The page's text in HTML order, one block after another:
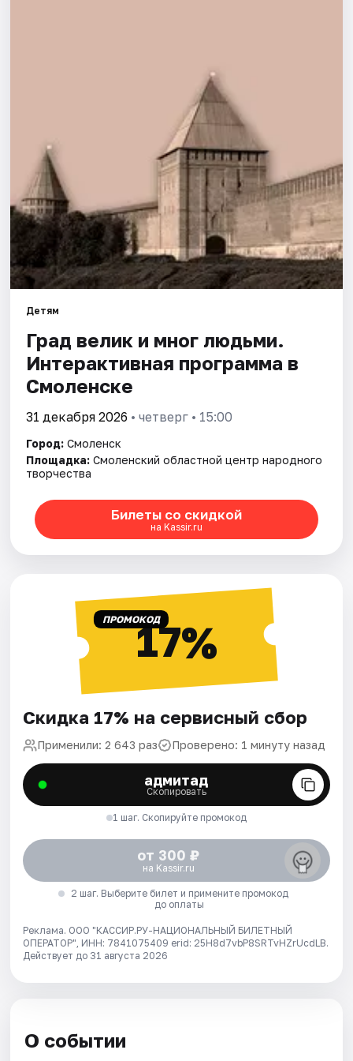
Детям
Град велик и мног людьми.
Интерактивная программа в
Смоленске
31 декабря 2026 • четверг • 15:00
Город: Смоленск
Площадка: Смоленский областной центр народного
творчества
Билеты со скидкой
на Kassir.ru
ПРОМОКОД17%
Скидка 17% на сервисный сбор
Применили: 2 643 раз Проверено: 1 минуту назад
адмитад
Скопировать
1 шаг. Скопируйте промокод
от 300 ₽
на Kassir.ru
2 шаг. Выберите билет и примените промокод
до оплаты
Реклама. ООО "КАССИР.РУ-НАЦИОНАЛЬНЫЙ БИЛЕТНЫЙ
ОПЕРАТОР", ИНН: 7841075409 erid: 25H8d7vbP8SRTvHZrUcdLB.
Действует до 31 августа 2026
О событии